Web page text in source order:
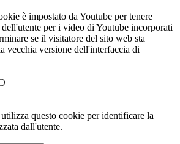
è impostato da Youtube per tenere
per i video di Youtube incorporati
se il visitatore del sito web sta
vecchia versione dell'interfaccia di
questo cookie per identificare la
dall'utente.